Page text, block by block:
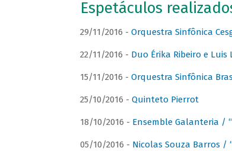
Espetáculos
29/11/2016 - Orquestra Sinfônica
22/11/2016 - Duo Érika Ribeiro e Luis
15/11/2016 - Orquestra Sinfônica
25/10/2016 - Quinteto Pierrot
18/10/2016 - Ensemble Galanteria /
05/10/2016 - Nicolas Souza Barros /